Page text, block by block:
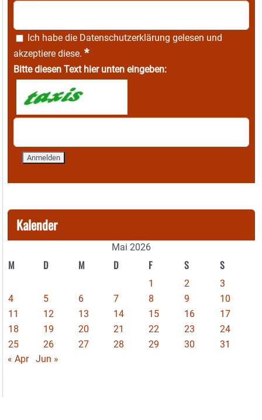
Ich habe die Datenschutzerklärung gelesen und
akzeptiere diese. *
Bitte diesen Text hier unten eingeben:
Kalender
Mai 2026
M D M D F S S
1 2
3
4
5 6 7 8 9
10
11
12 13 14 15 16
17
18
19 20 21 22 23
24
25
26 27 28 29 30
31
« Apr
Jun »